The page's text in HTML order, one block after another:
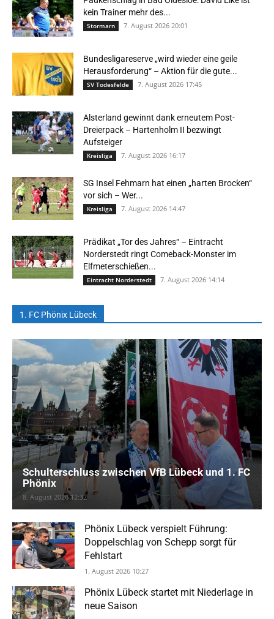
kein Trainer mehr des...
Stormarn 7. August 2026 20:01
Bundesligareserve „wird wieder eine geile
Herausforderung“ – Aktion für die gute...
SV Todesfelde 7. August 2026 17:45
Alsterland gewinnt dank erneutem Post-
Dreierpack – Hartenholm II bezwingt
Aufsteiger
Kreisliga 7. August 2026 16:17
SG Insel Fehmarn hat einen „harten Brocken“
vor sich – Wer...
Kreisliga 7. August 2026 14:47
Prädikat „Tor des Jahres“ – Eintracht
Norderstedt ringt Comeback-Monster im
Elfmeterschießen...
Eintracht Norderstedt 7. August 2026 14:14
1. FC Phönix Lübeck
Schulterschluss zwischen VfB Lübeck und 1. FC
Phönix
8. August 2026 12:32
Phönix Lübeck verspielt Führung:
Doppelschlag von Schepp sorgt für
Fehlstart
1. August 2026 10:27
Phönix Lübeck startet mit Niederlage in
neue Saison